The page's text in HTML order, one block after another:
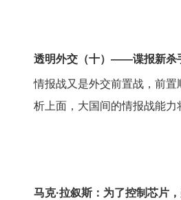
透明外交（十）——谍报新杀
情报战又是外交前置战，前置
析上面，大国间的情报战能力
马克·拉叙斯：为了控制芯片